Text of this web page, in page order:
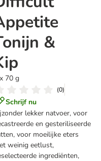
&
70 g
(0)
Schrijf nu
lekker natvoer, voor
en gesteriliseerde
voor moeilijke eters
weinig eetlust,
ingrediënten,